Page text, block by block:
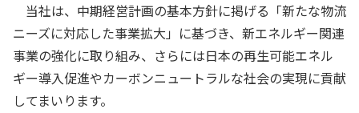
当社は、中期経営計画の基本方針に掲げる「新たな物流
ニーズに対応した事業拡大」に基づき、新エネルギー関連
事業の強化に取り組み、さらには日本の再生可能エネル
ギー導入促進やカーボンニュートラルな社会の実現に貢献
してまいります。